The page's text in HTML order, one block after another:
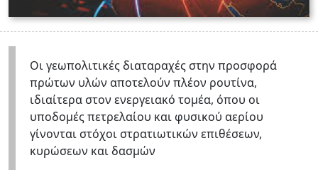
Οι γεωπολιτικές διαταραχές στην προσφορά
πρώτων υλών αποτελούν πλέον ρουτίνα,
ιδιαίτερα στον ενεργειακό τομέα, όπου οι
υποδομές πετρελαίου και φυσικού αερίου
γίνονται στόχοι στρατιωτικών επιθέσεων,
κυρώσεων και δασμών